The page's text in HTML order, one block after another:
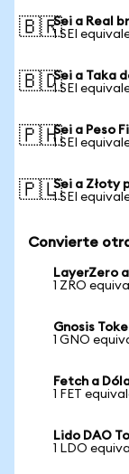
🇧🇷Sei a Real
1 SEI
🇧🇩Sei a Taka
1 SEI equivale
🇵🇭Sei a Peso
1 SEI
🇵🇱Sei a Złoty
1 SEI
Convierte
LayerZero
1 ZRO
Gnosis
1 GNO
Fetch a
1 FET
Lido DAO
1 LDO